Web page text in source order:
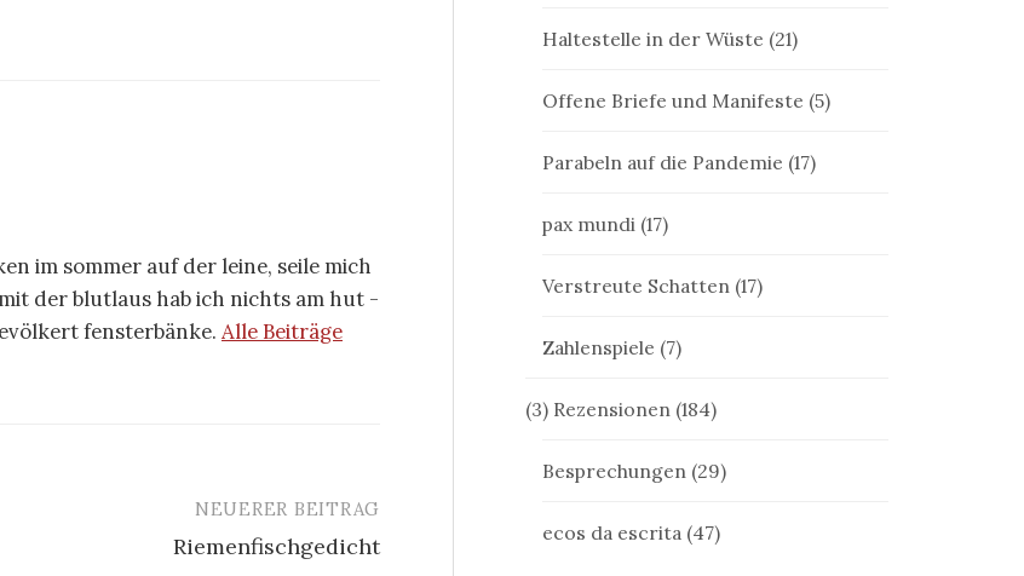
im sommer auf der leine, seile mich
der blutlaus hab ich nichts am hut -
fensterbänke. Alle Beiträge
NEUERER BEITRAG
Riemenfischgedicht
Haltestelle in der Wüste (21)
Offene Briefe und Manifeste (5)
Parabeln auf die Pandemie (17)
pax mundi (17)
Verstreute Schatten (17)
Zahlenspiele (7)
(3) Rezensionen (184)
Besprechungen (29)
ecos da escrita (47)